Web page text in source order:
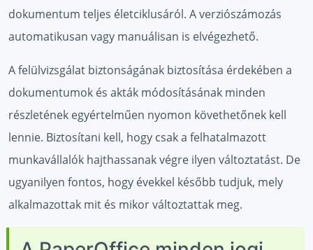
dokumentum teljes életciklusáról. A verziószámozás
automatikusan vagy manuálisan is elvégezhető.
A felülvizsgálat biztonságának biztosítása érdekében a
dokumentumok és akták módosításának minden
részletének egyértelműen nyomon követhetőnek kell
lennie. Biztosítani kell, hogy csak a felhatalmazott
munkavállalók hajthassanak végre ilyen változtatást. De
ugyanilyen fontos, hogy évekkel később tudjuk, mely
alkalmazottak mit és mikor változtattak meg.